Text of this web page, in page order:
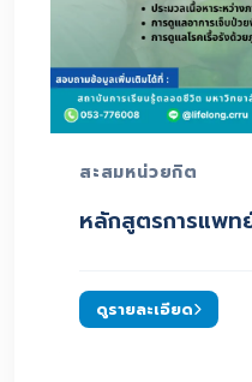
สะสมหน่วยกิต
หลักสูตรการแพ
ดูรายละเอียด